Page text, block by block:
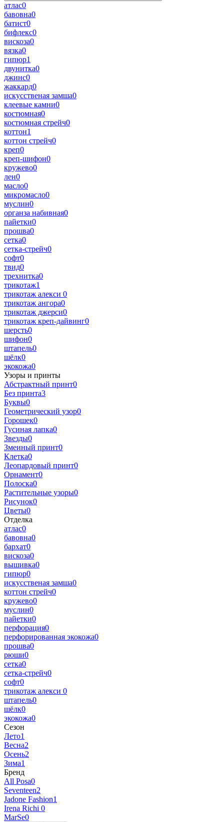
атлас0
бавовна0
батист0
бифлекс0
вискоза0
вязка0
гипюр1
двунитка0
джинс0
жаккард0
искусственая замша0
клеевые камни0
костюмная0
костюмная стрейч0
коттон1
коттон стрейч0
креп0
креп-шифон0
кружево0
лен0
масло0
микромасло0
муслин0
органза набивная0
пайетки0
прошва0
сетка0
сетка-стрейч0
софт0
твид0
трехнитка0
трикотаж1
трикотаж алекси 0
трикотаж ангора0
трикотаж джерси0
трикотаж креп-дайвинг0
шерсть0
шифон0
штапель0
шёлк0
экокожа0
Узоры и принты
Абстрактный принт0
Без принта3
Буквы0
Геометрический узор0
Горошек0
Гусиная лапка0
Звезды0
Змеиный принт0
Клетка0
Леопардовый принт0
Орнамент0
Полоска0
Растительные узоры0
Рисунок0
Цветы0
Отделка
атлас0
бавовна0
бархат0
вискоза0
вышивка0
гипюр0
искусственая замша0
коттон стрейч0
кружево0
муслин0
пайетки0
перфорация0
перфорированная экокожа0
прошва0
рюши0
сетка0
сетка-стрейч0
софт0
трикотаж алекси 0
штапель0
шёлк0
экокожа0
Сезон
Лето1
Весна2
Осень2
Зима1
Бренд
All Posa0
Seventeen2
Jadone Fashion1
Irena Richi 0
MarSe0